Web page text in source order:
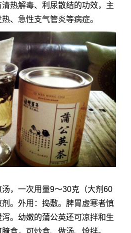
解毒、利尿散结的功效，主
、急性支气管炎等病症。
，一次用量9～30克（大剂60
。外用：捣敷。脾胃虚寒者慎
。幼嫩的蒲公英还可凉拌和生
食，可炒食、做汤、炝拌。